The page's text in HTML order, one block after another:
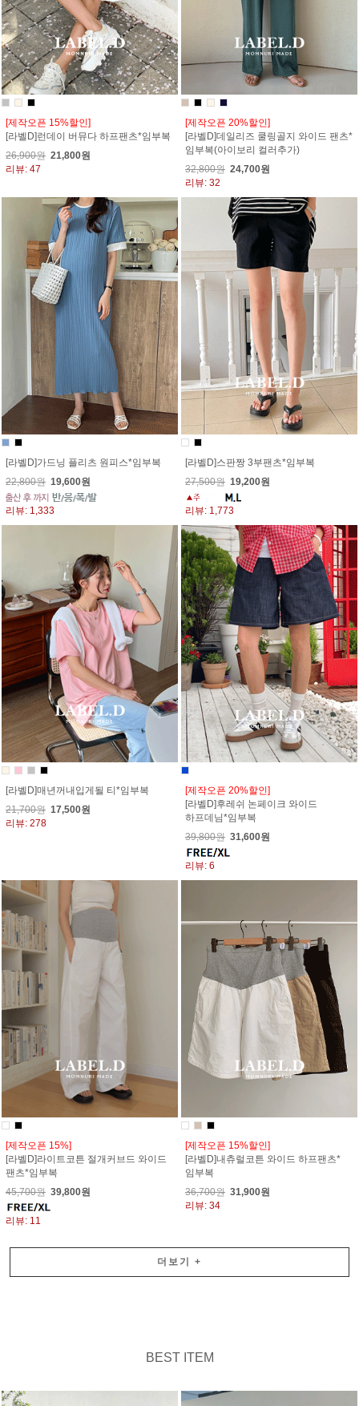
[제작오픈 15%할인]
[라벨D]런데이 버뮤다 하프팬츠*임부복
26,900원 21,800원
리뷰: 47
[제작오픈 20%할인]
[라벨D]데일리즈 쿨링골지 와이드 팬츠*
임부복(아이보리 컬러추가)
32,800원 24,700원
리뷰: 32
[라벨D]가드닝 플리츠 원피스*임부복
22,800원 19,600원
리뷰: 1,333
[라벨D]스판짱 3부팬츠*임부복
27,500원 19,200원
리뷰: 1,773
[라벨D]매년꺼내입게될 티*임부복
21,700원 17,500원
리뷰: 278
[제작오픈 20%할인]
[라벨D]후레쉬 논페이크 와이드
하프데님*임부복
39,800원 31,600원
리뷰: 6
[제작오픈 15%]
[라벨D]라이트코튼 절개커브드 와이드
팬츠*임부복
45,700원 39,800원
리뷰: 11
[제작오픈 15%할인]
[라벨D]내츄럴코튼 와이드 하프팬츠*
임부복
36,700원 31,900원
리뷰: 34
더보기 +
BEST ITEM